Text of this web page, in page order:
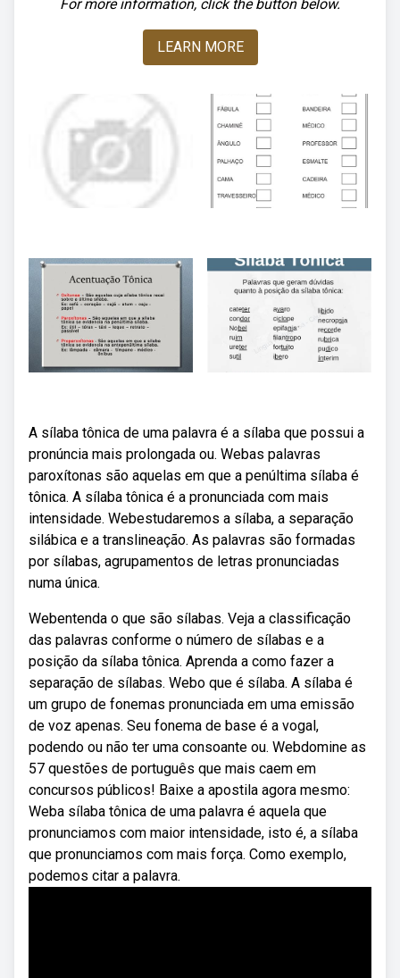
For more information, click the button below.
LEARN MORE
A sílaba tônica de uma palavra é a sílaba que possui a
pronúncia mais prolongada ou. Webas palavras
paroxítonas são aquelas em que a penúltima sílaba é
tônica. A sílaba tônica é a pronunciada com mais
intensidade. Webestudaremos a sílaba, a separação
silábica e a translineação. As palavras são formadas
por sílabas, agrupamentos de letras pronunciadas
numa única.
Webentenda o que são sílabas. Veja a classificação
das palavras conforme o número de sílabas e a
posição da sílaba tônica. Aprenda a como fazer a
separação de sílabas. Webo que é sílaba. A sílaba é
um grupo de fonemas pronunciada em uma emissão
de voz apenas. Seu fonema de base é a vogal,
podendo ou não ter uma consoante ou. Webdomine as
57 questões de português que mais caem em
concursos públicos! Baixe a apostila agora mesmo:
Weba sílaba tônica de uma palavra é aquela que
pronunciamos com maior intensidade, isto é, a sílaba
que pronunciamos com mais força. Como exemplo,
podemos citar a palavra.